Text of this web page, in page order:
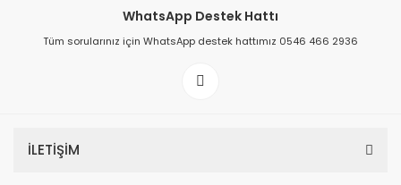
WhatsApp Destek Hattı
Tüm sorularınız için WhatsApp destek hattımız 0546 466 2936
İLETİŞİM